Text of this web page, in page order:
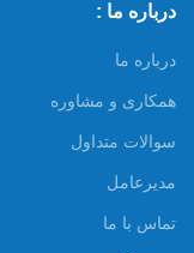
درباره ما :
درباره ما
همکاری و مشاوره
سوالات متداول
مدیرعامل
تماس با ما